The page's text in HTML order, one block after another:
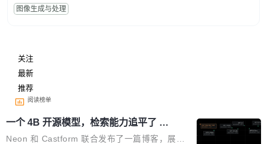
图像生成与处理
关注
最新
推荐
阅读榜单
一个 4B 开源模型，检索能力追平了 G
PT-5.6 Sol，成本降到 1/100
Neon 和 Castform 联合发布了一篇博客，展示